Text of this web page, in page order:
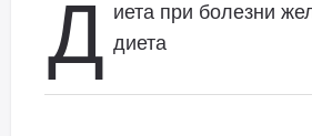
Д иета при болезни
диета